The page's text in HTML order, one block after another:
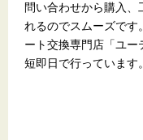
問い合わせから購入、
れるのでスムーズです
ート交換専門店「ユ
短即日で行っています。